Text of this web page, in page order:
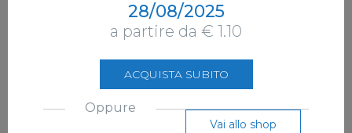
28/08/2025
a partire da € 1.10
ACQUISTA SUBITO
Oppure
Vai allo shop